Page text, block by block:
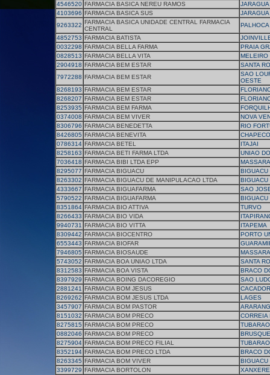
4546520 FARMACIA BASICA NEREU RAMOS
4103696 FARMACIA BASICA SUS
9263322 FARMACIA BASICA UNIDADE CENTRAL FARMACIA
CENTRAL
PALHOCA
4852753 FARMACIA BATISTA
0032298 FARMACIA BELLA FARMA
PRAIA
0828513 FARMACIA BELLA VITA
MELEIRO
2904918 FARMACIA BEM ESTAR
SANTA
7972288 FARMACIA BEM ESTAR
SAO
OESTE
8268193 FARMACIA BEM ESTAR
8268207 FARMACIA BEM ESTAR
8253935 FARMACIA BEM FARMA
0374008 FARMACIA BEM VIVER
NOVA
8306796 FARMACIA BENEDETTA
RIO
8426805 FARMACIA BENEVITA
CHAPECO
0786314 FARMACIA BETEL
ITAJAI
8258163 FARMACIA BETI FARMA LTDA
UNIAO
7036418 FARMACIA BIBI LTDA EPP
8295077 FARMACIA BIGUACU
BIGUACU
8263302 FARMACIA BIGUACU DE MANIPULACAO LTDA
BIGUACU
4333667 FARMACIA BIGUAFARMA
SAO
5790522 FARMACIA BIGUAFARMA
BIGUACU
8351864 FARMACIA BIO ATTIVA
TURVO
8266433 FARMACIA BIO VIDA
9940731 FARMACIA BIO VITTA
ITAPEMA
8309442 FARMACIA BIOCENTRO
PORTO
6553443 FARMACIA BIOFAR
7946805 FARMACIA BIOSAUDE
5743052 FARMACIA BOA UNIAO LTDA
SANTA
8312583 FARMACIA BOA VISTA
BRACO
8397929 FARMACIA BOING DACOREGIO
SAO
2881241 FARMACIA BOM JESUS
CACADOR
8269262 FARMACIA BOM JESUS LTDA
LAGES
3457907 FARMACIA BOM PASTOR
8151032 FARMACIA BOM PRECO
CORREIA
8275815 FARMACIA BOM PRECO
TUBARAO
0882046 FARMACIA BOM PRECO
BRUSQUE
8275904 FARMACIA BOM PRECO FILIAL
TUBARAO
8352194 FARMACIA BOM PRECO LTDA
BRACO
8263345 FARMACIA BOM VIVER
BIGUACU
3399729 FARMACIA BORTOLON
XANXERE